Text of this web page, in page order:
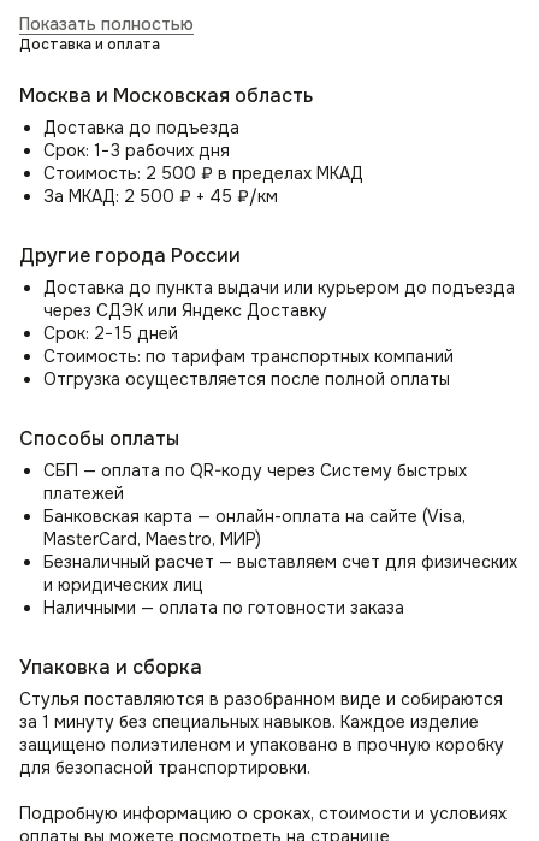
нахождения в нём и здоровье в целом.
Оптимальное кресло позволит, когда вы садитесь в него,
почувствовать приятную мягкость, а полностью усевшись,
ощутить небольшое выталкивание. Основная конструкция
идеального кресла — это надёжный каркас, качественный
наполнитель и прочный обивочный материал.
Мягкий стул для дома Boss с эргономической спинкой,
с комфортом часами, сохраняя при этом здоровую
осанку. Удобные подлокотники полукресла Boss (Босс)
обеспечат превосходную поддержку для ваших рук,
снимут нагрузку с плеч и шеи, позволяя вам полностью
расслабиться или сосредоточиться на своих задачах.
материалы
Прочные металлический каркас мягкого стула со спинкой
Boss (Босс) покрыты гипоаллергенными материалами,
включая холлофайбер, поролон и ткань велюр антикоготь.
Роскошная обивка из велюра создает невероятный уют
и мягкость. Благодаря высокой износостойкости, стул
идеально подходит для семей с детьми и домашними
животными, а также ресторанов и кафе.
Стулья на кухню, кафе, ресторан
Могут служить как дизайнерские стулья на кухню
и дополнением к обеденному столу, в том числе для кафе
и ресторанов.
Комплект стульев для гостиной или прихожей
Организуйте удобное место для отдыха и бесед
Показать полностью
Доставка и оплата
Москва и Московская область
Доставка до подъезда
Срок: 1−3 рабочих дня
Стоимость: 2 500 ₽ в пределах МКАД
За МКАД: 2 500 ₽ + 45 ₽/км
Другие города России
Доставка до пункта выдачи или курьером до подъезда
через СДЭК или Яндекс Доставку
Срок: 2−15 дней
Стоимость: по тарифам транспортных компаний
Отгрузка осуществляется после полной оплаты
Способы оплаты
СБП — оплата по QR-коду через Систему быстрых
платежей
Банковская карта — онлайн-оплата на сайте (Visa,
MasterCard, Maestro, МИР)
Безналичный расчет — выставляем счет для физических
и юридических лиц
Наличными — оплата по готовности заказа
Упаковка и сборка
Стулья поставляются в разобранном виде и собираются
за 1 минуту без специальных навыков. Каждое изделие
защищено полиэтиленом и упаковано в прочную коробку
для безопасной транспортировки.
Подробную информацию о сроках, стоимости и условиях
оплаты вы можете посмотреть на странице